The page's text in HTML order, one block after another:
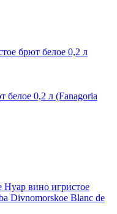
белое 0,2 л (Fanagoria